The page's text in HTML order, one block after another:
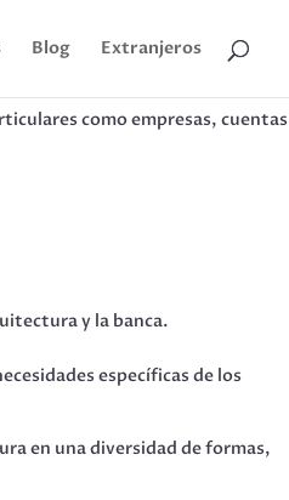
Blog Extranjeros
como empresas, cuentas
y la banca.
específicas de los
en una diversidad de formas,